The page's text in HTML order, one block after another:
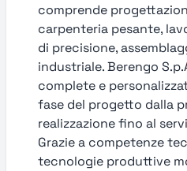
comprende
carpenteria pesante,
di precisione,
industriale. Berengo
complete e
fase del progetto dalla
realizzazione fino al
Grazie a competenze
tecnologie produttive